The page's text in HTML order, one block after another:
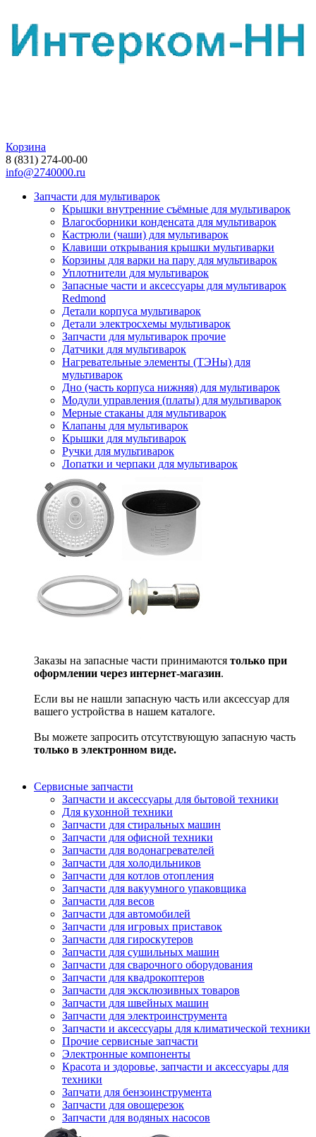
Корзина
8 (831) 274-00-00
info@2740000.ru
Запчасти для мультиварок
Крышки внутренние съёмные для мультиварок
Влагосборники конденсата для мультиварок
Кастрюли (чаши) для мультиварок
Клавиши открывания крышки мультиварки
Корзины для варки на пару для мультиварок
Уплотнители для мультиварок
Запасные части и аксессуары для мультиварок
Redmond
Детали корпуса мультиварок
Детали электросхемы мультиварок
Запчасти для мультиварок прочие
Датчики для мультиварок
Нагревательные элементы (ТЭНы) для
мультиварок
Дно (часть корпуса нижняя) для мультиварок
Модули управления (платы) для мультиварок
Мерные стаканы для мультиварок
Клапаны для мультиварок
Крышки для мультиварок
Ручки для мультиварок
Лопатки и черпаки для мультиварок
Заказы на запасные части принимаются только при
оформлении через интернет-магазин.
Если вы не нашли запасную часть или аксессуар для
вашего устройства в нашем каталоге.
Вы можете запросить отсутствующую запасную часть
только в электронном виде.
Сервисные запчасти
Запчасти и аксессуары для бытовой техники
Для кухонной техники
Запчасти для стиральных машин
Запчасти для офисной техники
Запчасти для водонагревателей
Запчасти для холодильников
Запчасти для котлов отопления
Запчасти для вакуумного упаковщика
Запчасти для весов
Запчасти для автомобилей
Запчасти для игровых приставок
Запчасти для гироскутеров
Запчасти для сушильных машин
Запчасти для сварочного оборудования
Запчасти для квадрокоптеров
Запчасти для эксклюзивных товаров
Запчасти для швейных машин
Запчасти для электроинструмента
Запчасти и аксессуары для климатической техники
Прочие сервисные запчасти
Электронные компоненты
Красота и здоровье, запчасти и аксессуары для
техники
Запчати для бензоинструмента
Запчасти для овощерезок
Запчасти для водяных насосов